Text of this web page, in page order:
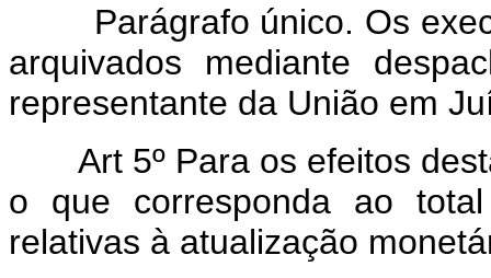
Parágrafo único. Os
arquivados mediante
representante da União em
Art 5º Para os efeitos
o que corresponda ao
relativas à atualização